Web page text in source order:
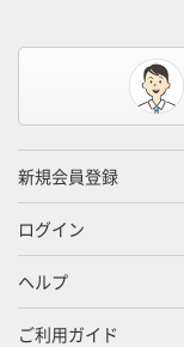
新規会員登録
ログイン
ヘルプ
ご利用ガイド